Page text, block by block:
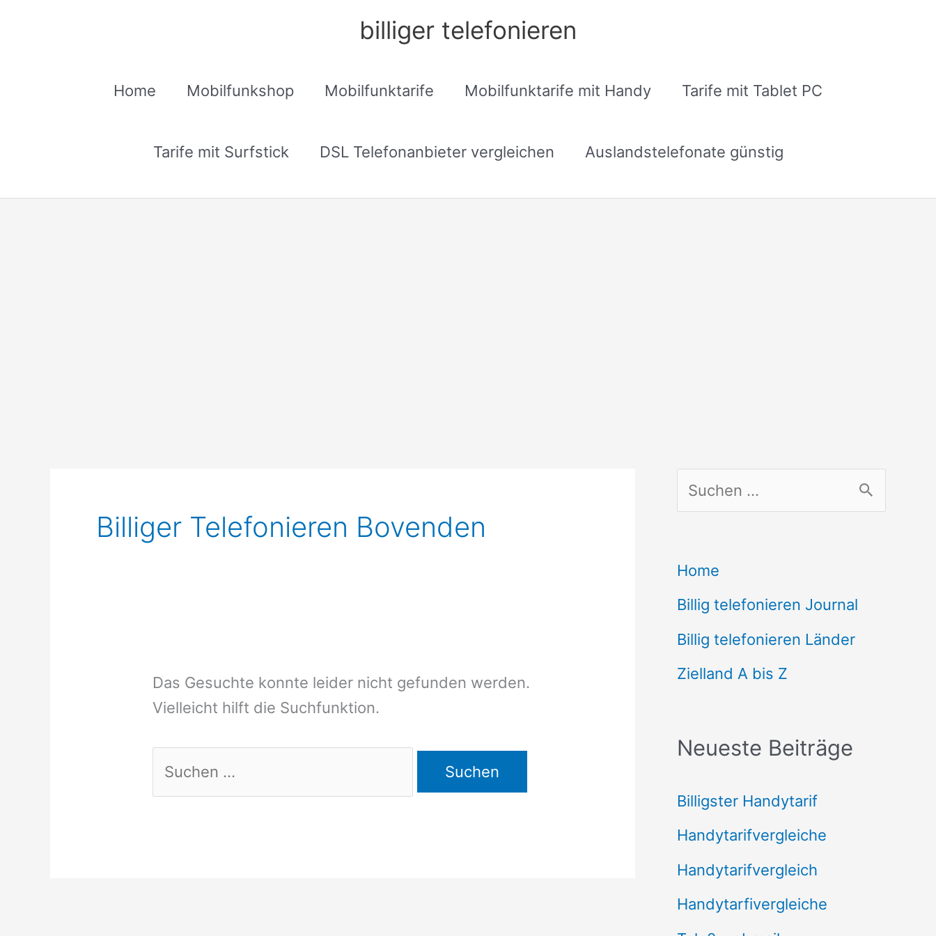
billiger telefonieren
Home Mobilfunkshop Mobilfunktarife Mobilfunktarife mit Handy Tarife mit Tablet PC
Tarife mit Surfstick DSL Telefonanbieter vergleichen Auslandstelefonate günstig
Billiger Telefonieren Bovenden
Das Gesuchte konnte leider nicht gefunden werden.
Vielleicht hilft die Suchfunktion.
nach:
u
h
e
n
n
h
Home
Billig telefonieren Journal
Billig telefonieren Länder
Zielland A bis Z
Neueste Beiträge
Billigster Handytarif
Handytarifvergleiche
Handytarifvergleich
Handytarfivergleiche